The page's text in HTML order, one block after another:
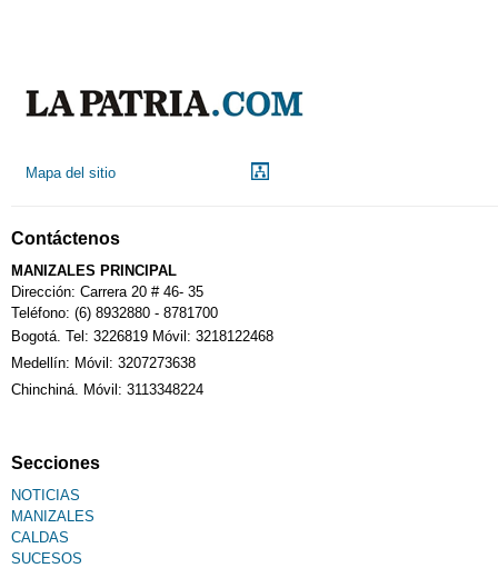
Mapa del sitio
Contáctenos
MANIZALES PRINCIPAL
Dirección: Carrera 20 # 46- 35
Teléfono: (6) 8932880 - 8781700
Bogotá. Tel: 3226819 Móvil: 3218122468
Medellín: Móvil: 3207273638
Chinchiná. Móvil: 3113348224
Secciones
NOTICIAS
MANIZALES
CALDAS
SUCESOS